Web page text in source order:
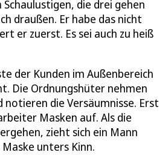
Schaulustigen, die drei gehen
draußen. Er habe das nicht
er zuerst. Es sei auch zu heiß
der Kunden im Außenbereich
Die Ordnungshüter nehmen
notieren die Versäumnisse. Erst
Masken auf. Als die
zieht sich ein Mann
unters Kinn.